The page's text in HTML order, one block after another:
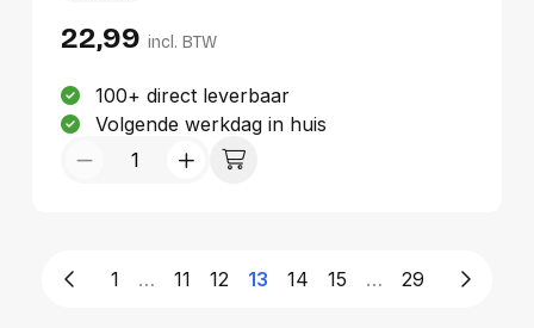
22,99 incl. BTW
100+ direct leverbaar
Volgende werkdag in huis
1 … 11 12 13 14 15 … 29